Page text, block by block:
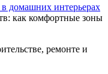
домашних интерьерах
как комфортные зоны
ремонте и